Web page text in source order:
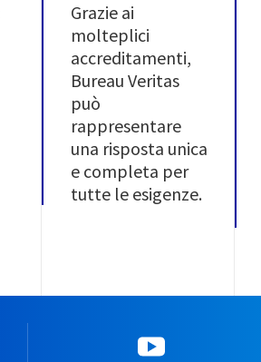
Grazie ai
molteplici
accreditamenti,
Bureau Veritas
può
rappresentare
una risposta unica
e completa per
tutte le esigenze.